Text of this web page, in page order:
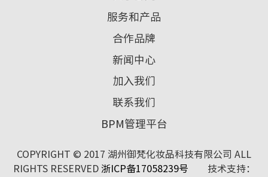
服务和产品
合作品牌
新闻中心
加入我们
联系我们
BPM管理平台
COPYRIGHT © 2017 湖州御梵化妆品科技有限公司 ALL
RIGHTS RESERVED 浙ICP备17058239号
技术支持：